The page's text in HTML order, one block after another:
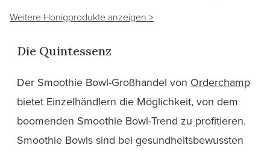
Weitere Honigprodukte anzeigen >
Die Quintessenz
Der Smoothie Bowl-Großhandel von Orderchamp
bietet Einzelhändlern die Möglichkeit, von dem
boomenden Smoothie Bowl-Trend zu profitieren.
Smoothie Bowls sind bei gesundheitsbewussten